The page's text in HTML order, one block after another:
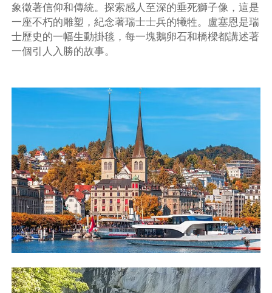
象徵著信仰和傳統。探索感人至深的垂死獅子像，這是
一座不朽的雕塑，紀念著瑞士士兵的犧牲。盧塞恩是瑞
士歷史的一幅生動掛毯，每一塊鵝卵石和橋樑都講述著
一個引人入勝的故事。